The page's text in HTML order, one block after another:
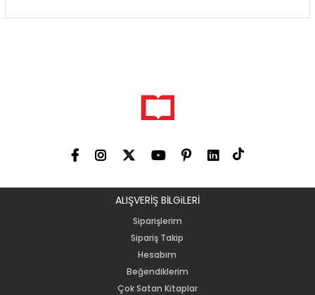
ALIŞVERİŞ BİLGiLERİ
Siparişlerim
Sipariş Takip
Hesabım
Beğendiklerim
Çok Satan Kitaplar